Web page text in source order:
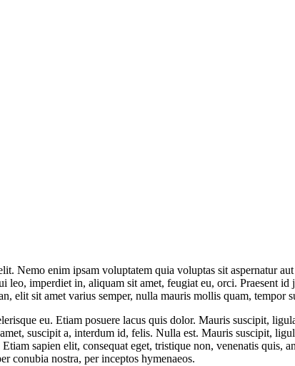
Nemo enim ipsam voluptatem quia voluptas sit aspernatur
leo, imperdiet in, aliquam sit amet, feugiat eu, orci. Praesent
elit sit amet varius semper, nulla mauris mollis quam, tempor
eu. Etiam posuere lacus quis dolor. Mauris suscipit,
suscipit a, interdum id, felis. Nulla est. Mauris suscipit,
sapien elit, consequat eget, tristique non, venenatis
conubia nostra, per inceptos hymenaeos.